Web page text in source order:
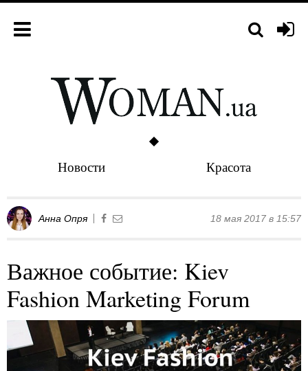
Новости Красота
Анна Опря 18 мая 2017 в 15:57
Важное событие: Kiev
Fashion Marketing Forum